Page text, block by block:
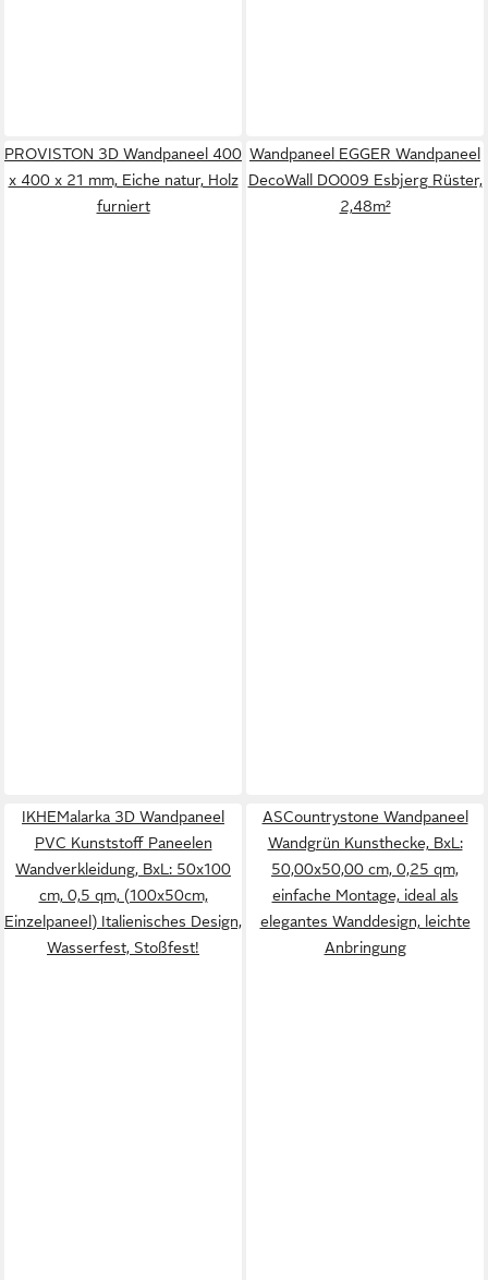
PROVISTON 3D Wandpaneel 400
x 400 x 21 mm, Eiche natur, Holz
furniert
Wandpaneel EGGER Wandpaneel
DecoWall DO009 Esbjerg Rüster,
2,48m²
IKHEMalarka 3D Wandpaneel
PVC Kunststoff Paneelen
Wandverkleidung, BxL: 50x100
cm, 0,5 qm, (100x50cm,
Einzelpaneel) Italienisches Design,
Wasserfest, Stoßfest!
ASCountrystone Wandpaneel
Wandgrün Kunsthecke, BxL:
50,00x50,00 cm, 0,25 qm,
einfache Montage, ideal als
elegantes Wanddesign, leichte
Anbringung